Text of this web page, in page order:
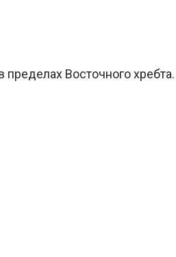
Восточного